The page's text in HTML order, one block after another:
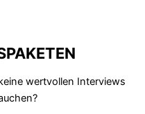
wertvollen Interviews